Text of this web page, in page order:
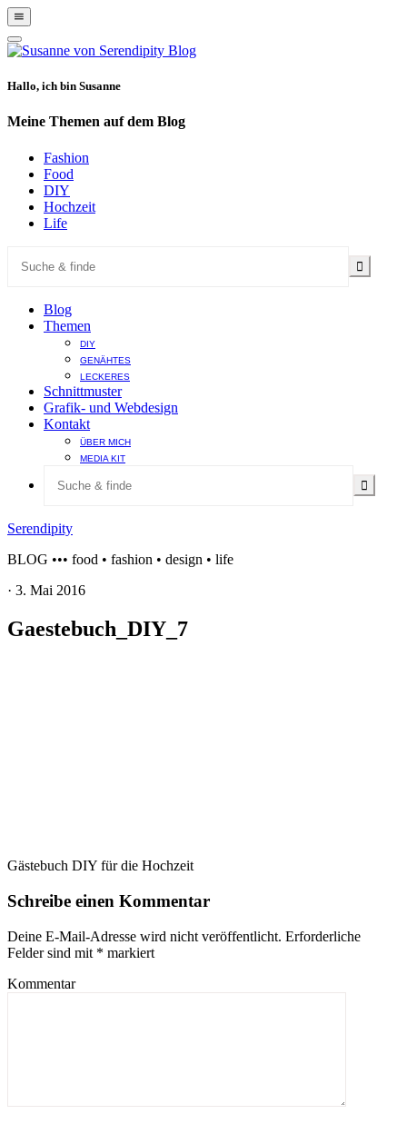
Show
Offscreen
Content
Hide
Offscreen
Hallo, ich bin Susanne
Meine Themen auf dem Blog
Fashion
Food
DIY
Hochzeit
Life
Blog
Themen
DIY
GENÄHTES
LECKERES
Schnittmuster
Grafik- und Webdesign
Kontakt
ÜBER MICH
MEDIA KIT
Serendipity
BLOG ••• food • fashion • design • life
· 3. Mai 2016
Gaestebuch_DIY_7
Gästebuch DIY für die Hochzeit
Schreibe einen Kommentar
Deine E-Mail-Adresse wird nicht veröffentlicht. Erforderliche
Felder sind mit * markiert
Kommentar